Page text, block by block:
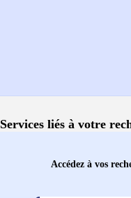
Services liés à votre
Accédez à vos